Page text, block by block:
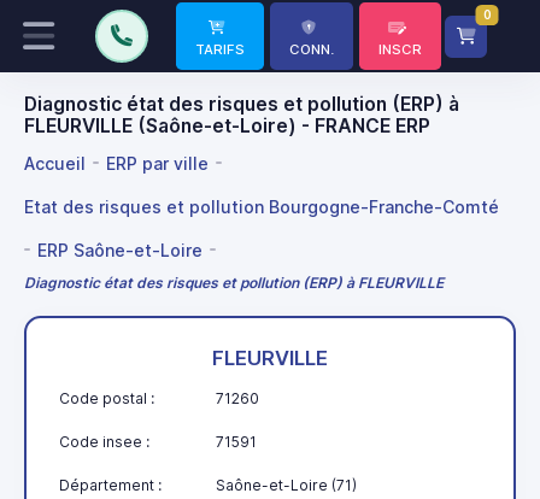
TARIFS CONN. INSCR
0
Diagnostic état des risques et pollution (ERP) à
FLEURVILLE (Saône-et-Loire) - FRANCE ERP
Accueil ERP par ville
Etat des risques et pollution Bourgogne-Franche-Comté
ERP Saône-et-Loire
Diagnostic état des risques et pollution (ERP) à FLEURVILLE
FLEURVILLE
Code postal : 71260
Code insee : 71591
Département : Saône-et-Loire (71)